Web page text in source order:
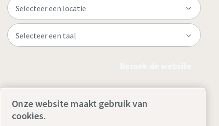
Onze website maakt gebruik van
cookies.